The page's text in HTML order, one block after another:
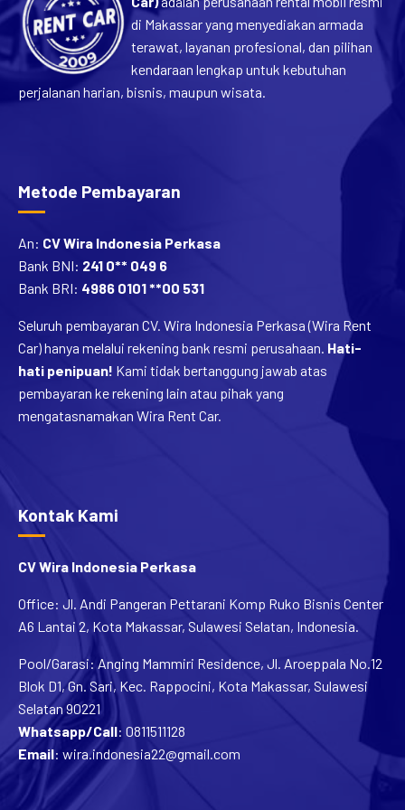
di Makassar yang menyediakan armada
terawat, layanan profesional, dan pilihan
kendaraan lengkap untuk kebutuhan
perjalanan harian, bisnis, maupun wisata.
Metode Pembayaran
An: CV Wira Indonesia Perkasa
Bank BNI: 241 0** 049 6
Bank BRI: 4986 0101 **00 531
Seluruh pembayaran CV. Wira Indonesia Perkasa (Wira Rent
Car) hanya melalui rekening bank resmi perusahaan. Hati-
hati penipuan! Kami tidak bertanggung jawab atas
pembayaran ke rekening lain atau pihak yang
mengatasnamakan Wira Rent Car.
Kontak Kami
CV Wira Indonesia Perkasa
Office: Jl. Andi Pangeran Pettarani Komp Ruko Bisnis Center
A6 Lantai 2, Kota Makassar, Sulawesi Selatan, Indonesia.
Pool/Garasi: Anging Mammiri Residence, Jl. Aroeppala No.12
Blok D1, Gn. Sari, Kec. Rappocini, Kota Makassar, Sulawesi
Selatan 90221
Whatsapp/Call: 0811511128
Email: wira.indonesia22@gmail.com